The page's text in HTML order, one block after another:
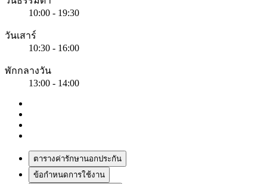
10:00 - 19:30
วันเสาร์
10:30 - 16:00
พักกลางวัน
13:00 - 14:00
ตารางค่ารักษานอกประกัน
ข้อกำหนดการใช้งาน